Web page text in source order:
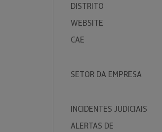
DISTRITO
WEBSITE
CAE
SETOR DA EMPRESA
INCIDENTES JUDICIAIS
ALERTAS DE